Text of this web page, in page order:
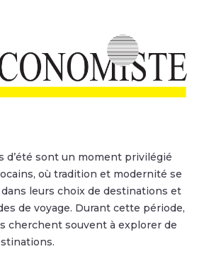
d’été sont un moment privilégié
où tradition et modernité se
leurs choix de destinations et
de voyage. Durant cette période,
cherchent souvent à explorer de